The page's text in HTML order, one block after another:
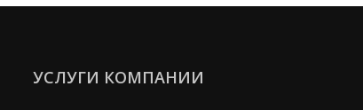
УСЛУГИ КОМПАНИИ